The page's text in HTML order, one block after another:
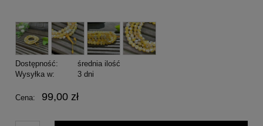
Dostępność:
średnia ilość
Wysyłka w:
3 dni
Cena: 99,00 zł